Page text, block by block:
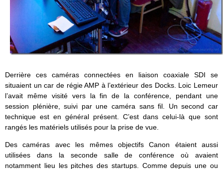
Derrière ces caméras connectées en liaison coaxiale SDI se
situaient un car de régie AMP à l’extérieur des Docks. Loic Lemeur
l’avait même visité vers la fin de la conférence, pendant une
session plénière, suivi par une caméra sans fil. Un second car
technique est en général présent. C’est dans celui-là que sont
rangés les matériels utilisés pour la prise de vue.
Des caméras avec les mêmes objectifs Canon étaient aussi
utilisées dans la seconde salle de conférence où avaient
notamment lieu les pitches des startups. Comme depuis une ou